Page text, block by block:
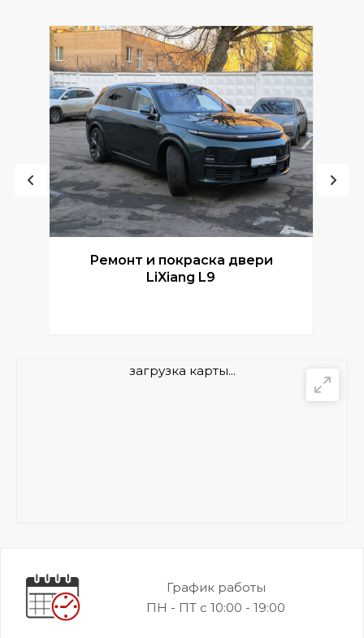
Ремонт и покраска двери
LiXiang L9
загрузка карты...
График работы
ПН - ПТ с 10:00 - 19:00